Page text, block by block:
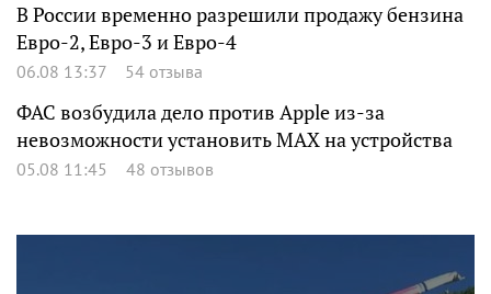
В России временно разрешили продажу бензина
Евро-2, Евро-3 и Евро-4
06.08 13:37 54 отзыва
ФАС возбудила дело против Apple из-за
невозможности установить MAX на устройства
05.08 11:45 48 отзывов